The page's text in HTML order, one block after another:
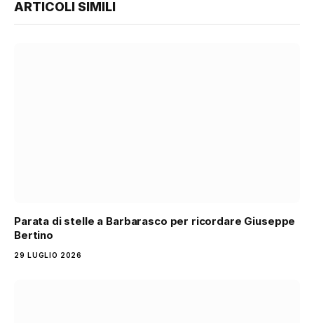
ARTICOLI SIMILI
Parata di stelle a Barbarasco per ricordare Giuseppe
Bertino
29 LUGLIO 2026